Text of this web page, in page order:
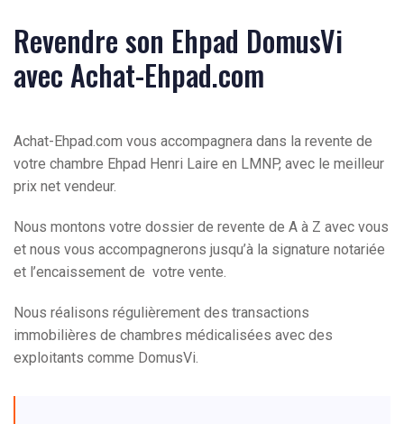
Revendre son Ehpad DomusVi
avec Achat-Ehpad.com
Achat-Ehpad.com vous accompagnera dans la revente de
votre chambre Ehpad Henri Laire en LMNP, avec le meilleur
prix net vendeur.
Nous montons votre dossier de revente de A à Z avec vous
et nous vous accompagnerons jusqu’à la signature notariée
et l’encaissement de votre vente.
Nous réalisons régulièrement des transactions
immobilières de chambres médicalisées avec des
exploitants comme DomusVi.